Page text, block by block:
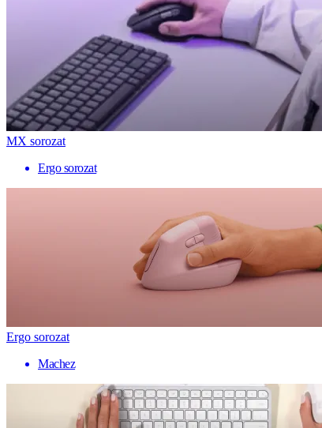
MX sorozat
Ergo sorozat
Ergo sorozat
Machez